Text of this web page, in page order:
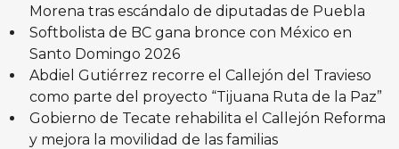
Morena tras escándalo de diputadas de Puebla
Softbolista de BC gana bronce con México en
Santo Domingo 2026
Abdiel Gutiérrez recorre el Callejón del Travieso
como parte del proyecto “Tijuana Ruta de la Paz”
Gobierno de Tecate rehabilita el Callejón Reforma
y mejora la movilidad de las familias